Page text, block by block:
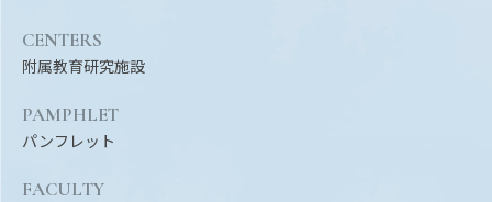
CENTERS
附属教育研究施設
PAMPHLET
パンフレット
FACULTY